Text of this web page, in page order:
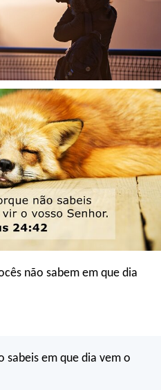
não sabem em que dia
sabeis em que dia vem o